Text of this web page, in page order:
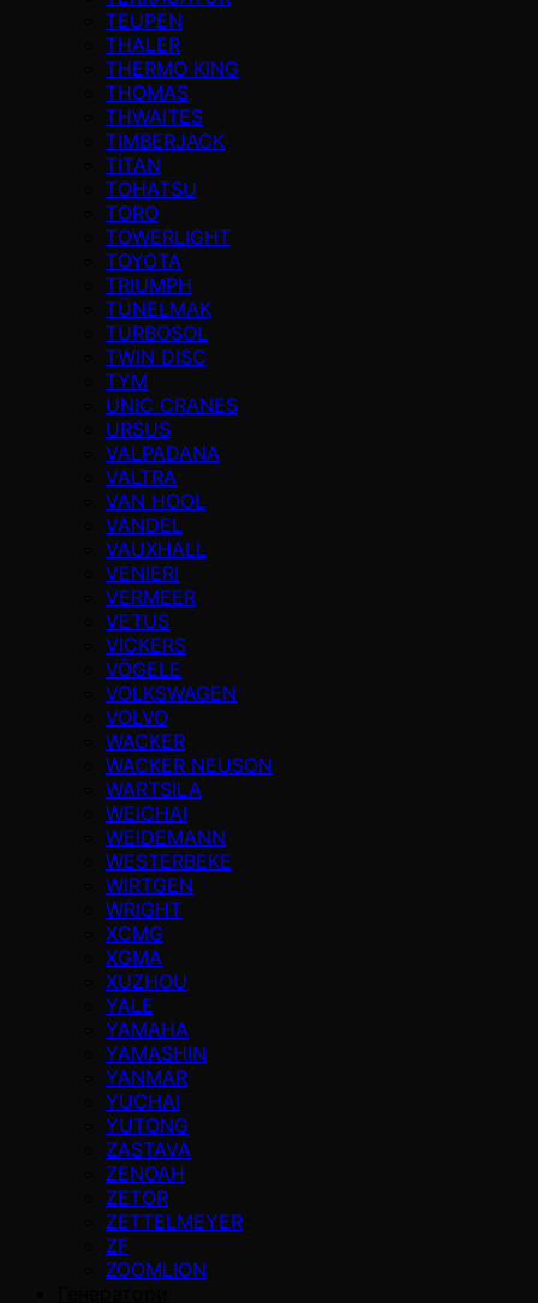
TEUPEN
THALER
THERMO KING
THOMAS
THWAITES
TIMBERJACK
TİTAN
TOHATSU
TORO
TOWERLIGHT
TOYOTA
TRIUMPH
TÜNELMAK
TURBOSOL
TWIN DISC
TYM
UNIC CRANES
URSUS
VALPADANA
VALTRA
VAN HOOL
VANDEL
VAUXHALL
VENIERI
VERMEER
VETUS
VICKERS
VÖGELE
VOLKSWAGEN
VOLVO
WACKER
WACKER NEUSON
WARTSILA
WEICHAI
WEIDEMANN
WESTERBEKE
WIRTGEN
WRIGHT
XCMG
XGMA
XUZHOU
YALE
YAMAHA
YAMASHIN
YANMAR
YUCHAI
YUTONG
ZASTAVA
ZENOAH
ZETOR
ZETTELMEYER
ZF
ZOOMLION